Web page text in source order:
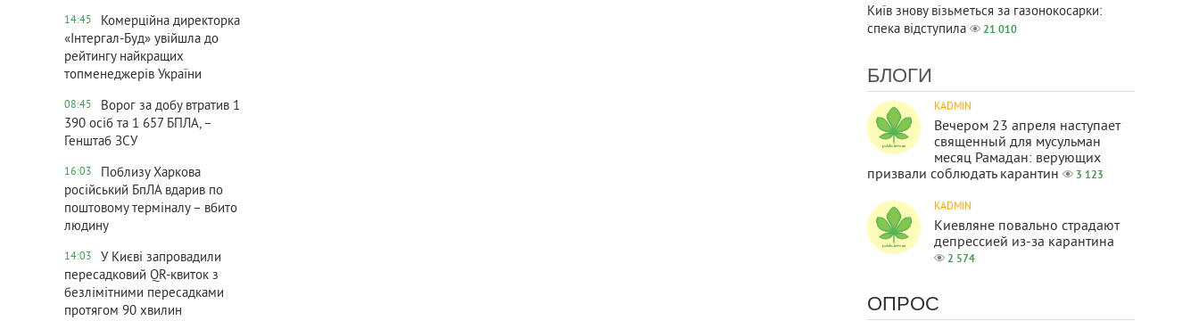
14:45
Комерційна директорка
«Інтергал-Буд» увійшла до
рейтингу найкращих
топменеджерів України
08:45
Ворог за добу втратив 1
390 осіб та 1 657 БПЛА, –
Генштаб ЗСУ
16:03
Поблизу Харкова
російський БпЛА вдарив по
поштовому терміналу – вбито
людину
14:03
У Києві запровадили
пересадковий QR-квиток з
безлімітними пересадками
протягом 90 хвилин
Київ знову візьметься за газонокосарки:
спека відступила
21 010
БЛОГИ
KADMIN
Вечером 23 апреля наступает
священный для мусульман
месяц Рамадан: верующих
призвали соблюдать карантин
3 123
KADMIN
Киевляне повально страдают
депрессией из-за карантина
2 574
ОПРОС